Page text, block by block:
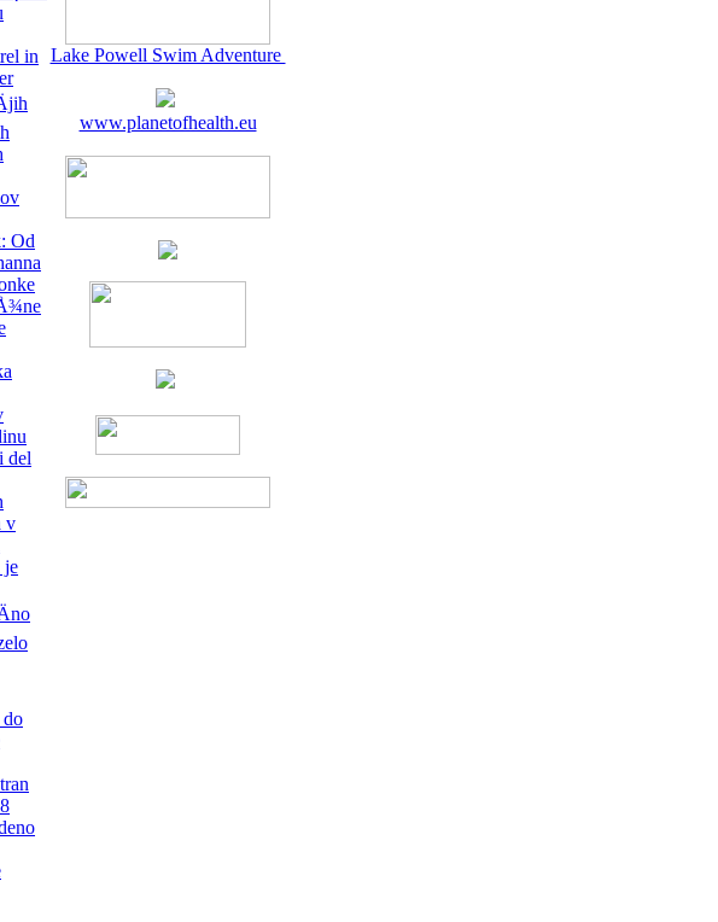
in
Od
del
v
je
do
Lake Powell Swim Adventure
www.planetofhealth.eu